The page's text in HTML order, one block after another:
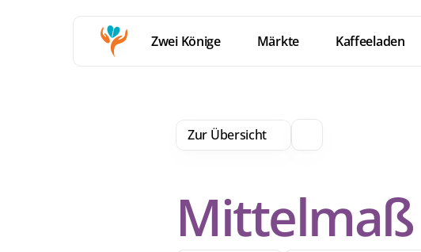
Zwei Könige Märkte Kaffeeladen
Zur Übersicht
Mittelmaß